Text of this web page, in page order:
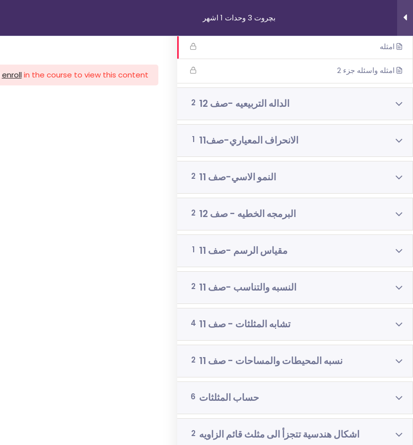
بچروت 3 وحدات 1 اشهر
امثله
امثله واسئله جزء 2
الداله التربيعيه -صف 12 2
الانحراف المعياري-صف11 1
النمو الاسي-صف 11 2
البرمجه الخطيه - صف 12 2
مقياس الرسم -صف 11 1
النسبه والتناسب -صف 11 2
تشابه المثلثات - صف 11 4
نسبه المحيطات والمساحات - صف 11 2
حساب المثلثات 6
اشكال هندسية تتجزأ الى مثلث قائم الزاويه 2
enrollin the course to view this content!
_תנאי שימוש עברית
دوراتنا
رياضيات 5 وحدات 3 اشهر
رياضيات 4 وحدات 3 اشهر
فيزياء 3 اشهر